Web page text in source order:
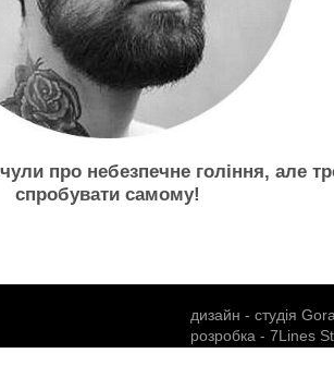
про небезпечне гоління, але
спробувати самому!
дизайн - студія
розробка - 7Lines